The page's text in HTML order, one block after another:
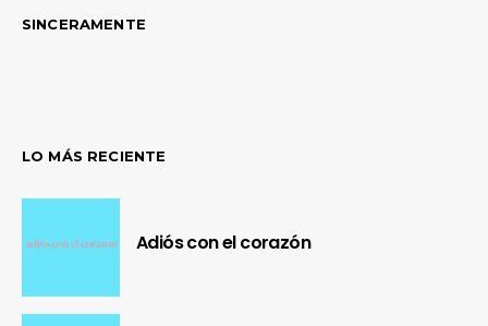
SINCERAMENTE
LO MÁS RECIENTE
Adiós con el corazón